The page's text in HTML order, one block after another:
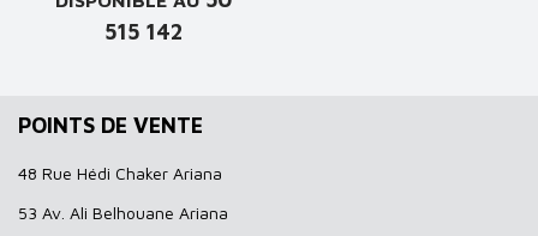
515 142
POINTS DE VENTE
48 Rue Hédi Chaker Ariana
53 Av. Ali Belhouane Ariana